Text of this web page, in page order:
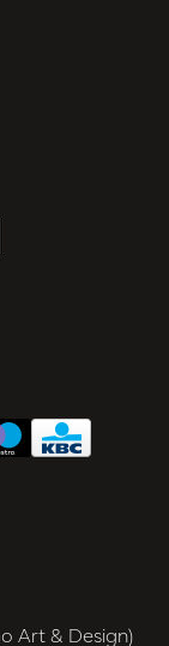
Art & Design)